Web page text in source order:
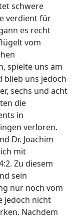
schwere
verdient für
es recht
vom
spielte uns am
blieb uns jedoch
sechs und acht
die
in
verloren.
Dr. Joachim
mit
Zu diesem
sein
nur noch vom
jedoch nicht
Nachdem